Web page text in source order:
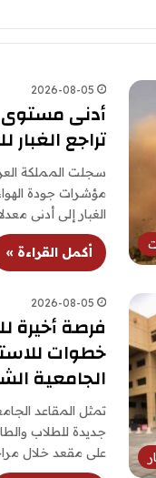
2026-08-05
تراجع
سجلت المملكة
مؤشرات جودة
الغبار إلى أدنى
أكمل القراءة »
2026-08-05
فرصة أخيرة
خطوات
الجامعية
تمثل المقاعد
جديدة للطلاب
على مقعد خلال